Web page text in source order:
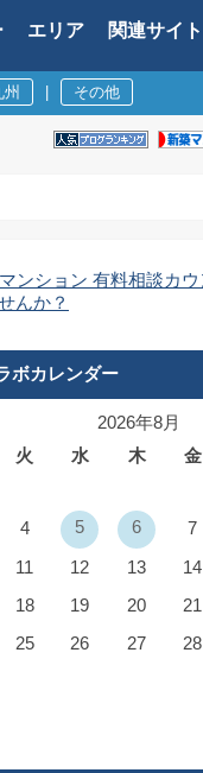
エリア 関連サイト
州 その他
ボカレンダー
2026年8月
火 水 木 金
4 5 6 7
11 12 13 14
18 19 20 21
25 26 27 28